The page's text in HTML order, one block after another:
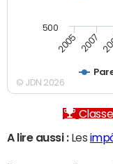
2005 2007
500
© JDN 2026
A lire aussi :Les